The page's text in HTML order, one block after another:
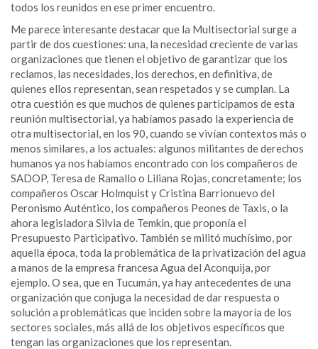
todos los reunidos en ese primer encuentro.
Me parece interesante destacar que la Multisectorial surge a
partir de dos cuestiones: una, la necesidad creciente de varias
organizaciones que tienen el objetivo de garantizar que los
reclamos, las necesidades, los derechos, en definitiva, de
quienes ellos representan, sean respetados y se cumplan. La
otra cuestión es que muchos de quienes participamos de esta
reunión multisectorial, ya habíamos pasado la experiencia de
otra multisectorial, en los 90, cuando se vivían contextos más o
menos similares, a los actuales: algunos militantes de derechos
humanos ya nos habíamos encontrado con los compañeros de
SADOP, Teresa de Ramallo o Liliana Rojas, concretamente; los
compañeros Oscar Holmquist y Cristina Barrionuevo del
Peronismo Auténtico, los compañeros Peones de Taxis, o la
ahora legisladora Silvia de Temkin, que proponía el
Presupuesto Participativo. También se militó muchísimo, por
aquella época, toda la problemática de la privatización del agua
a manos de la empresa francesa Agua del Aconquija, por
ejemplo. O sea, que en Tucumán, ya hay antecedentes de una
organización que conjuga la necesidad de dar respuesta o
solución a problemáticas que inciden sobre la mayoría de los
sectores sociales, más allá de los objetivos específicos que
tengan las organizaciones que los representan.